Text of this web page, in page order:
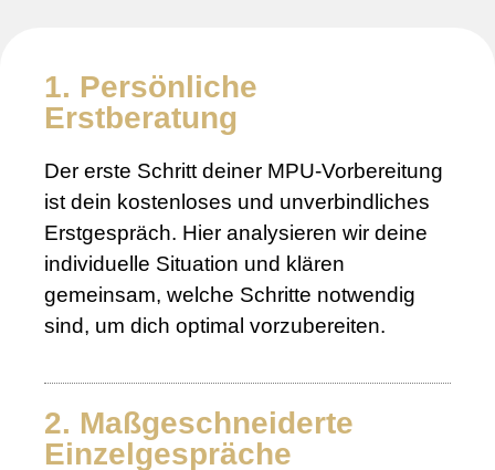
1. Persönliche
Erstberatung
Der erste Schritt deiner MPU-Vorbereitung
ist dein kostenloses und unverbindliches
Erstgespräch. Hier analysieren wir deine
individuelle Situation und klären
gemeinsam, welche Schritte notwendig
sind, um dich optimal vorzubereiten.
2. Maßgeschneiderte
Einzelgespräche